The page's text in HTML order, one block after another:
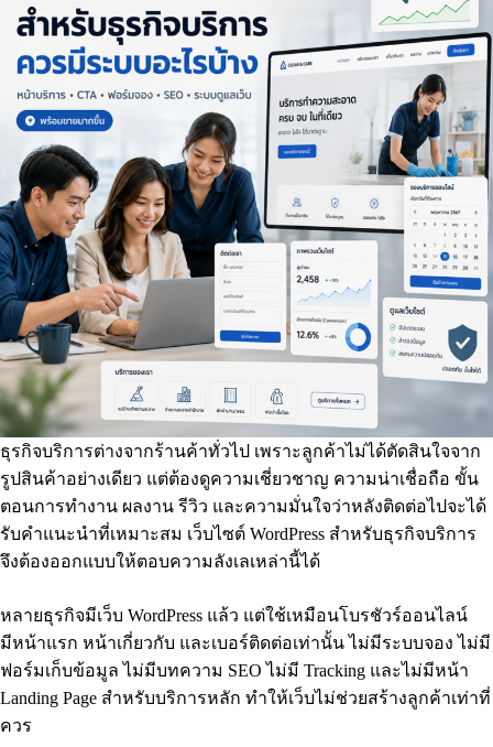
ธุรกิจบริการต่างจากร้านค้าทั่วไป เพราะลูกค้าไม่ได้ตัดสินใจจาก
รูปสินค้าอย่างเดียว แต่ต้องดูความเชี่ยวชาญ ความน่าเชื่อถือ ขั้น
ตอนการทำงาน ผลงาน รีวิว และความมั่นใจว่าหลังติดต่อไปจะได้
รับคำแนะนำที่เหมาะสม เว็บไซต์ WordPress สำหรับธุรกิจบริการ
จึงต้องออกแบบให้ตอบความลังเลเหล่านี้ได้
หลายธุรกิจมีเว็บ WordPress แล้ว แต่ใช้เหมือนโบรชัวร์ออนไลน์
มีหน้าแรก หน้าเกี่ยวกับ และเบอร์ติดต่อเท่านั้น ไม่มีระบบจอง ไม่มี
ฟอร์มเก็บข้อมูล ไม่มีบทความ SEO ไม่มี Tracking และไม่มีหน้า
Landing Page สำหรับบริการหลัก ทำให้เว็บไม่ช่วยสร้างลูกค้าเท่าที่
ควร